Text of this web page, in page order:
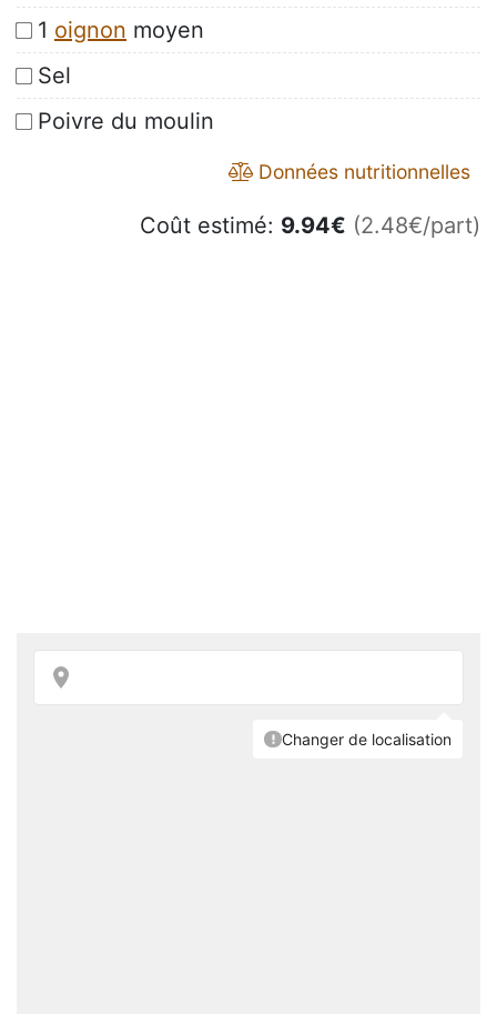
1 oignon moyen
Sel
Poivre du moulin
Données nutritionnelles
Coût estimé: 9.94€ (2.48€/part)